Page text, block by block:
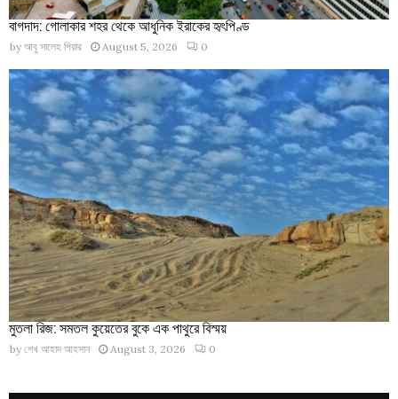
বাগদাদ: গোলাকার শহর থেকে আধুনিক ইরাকের হৃৎপিণ্ড
by আবু সালেহ পিয়ার August 5, 2026 0
মুতলা রিজ: সমতল কুয়েতের বুকে এক পাথুরে বিস্ময়
by শেখ আহাদ আহসান August 3, 2026 0